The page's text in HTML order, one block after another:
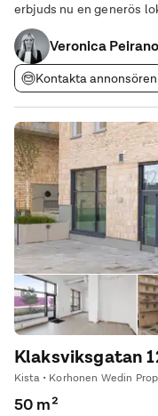
erbjuds nu en generös
café- eller
av boende,Veronica Peirano
Kontakta annonsören
Klaksviksgatan
Kista • Korhonen Wedin
50 m²